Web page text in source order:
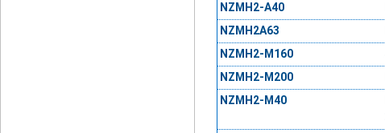
NZMH2-A40
NZMH2A63
NZMH2-M160
NZMH2-M200
NZMH2-M40